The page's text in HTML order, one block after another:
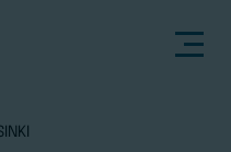
Reisen